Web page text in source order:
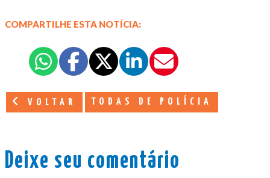
COMPARTILHE ESTA NOTÍCIA:
VOLTAR TODAS DE POLÍCIA
Deixe seu comentário